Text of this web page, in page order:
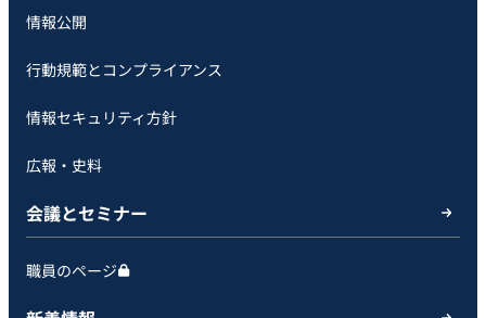
情報公開
行動規範とコンプライアンス
情報セキュリティ方針
広報・史料
会議とセミナー
職員のページ